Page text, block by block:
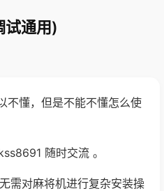
试通用)
不懂，但是不能不懂怎么使
随时交流 。
需对麻将机进行复杂安装操